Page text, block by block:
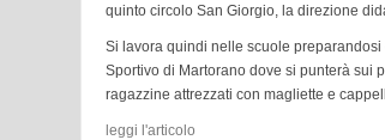
quinto circolo San Giorgio, la direzione
Si lavora quindi nelle scuole
Sportivo di Martorano dove si punterà sui
ragazzine attrezzati con magliette e
leggi l'articolo